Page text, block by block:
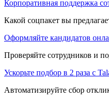
Корпоративная поддержка
Какой соцпакет вы
Оформляйте кандидатов
Проверяйте сотрудников и
Ускорьте подбор в 2 раза с
Автоматизируйте сбор